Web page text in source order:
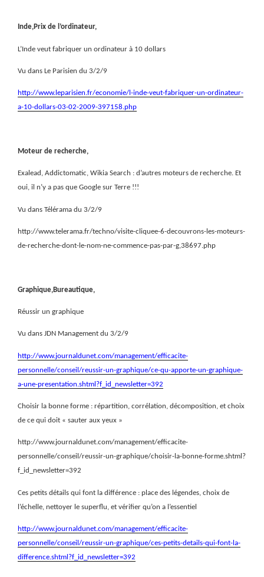
Inde,Prix de l’ordinateur,
L’Inde veut fabriquer un ordinateur à 10 dollars
Vu dans Le Parisien du 3/2/9
http://www.leparisien.fr/economie/l-inde-veut-fabriquer-un-ordinateur-
a-10-dollars-03-02-2009-397158.php
Moteur de recherche,
Exalead, Addictomatic, Wikia Search : d’autres moteurs de recherche. Et
oui, il n’y a pas que Google sur Terre !!!
Vu dans Télérama du 3/2/9
http://www.telerama.fr/techno/visite-cliquee-6-decouvrons-les-moteurs-
de-recherche-dont-le-nom-ne-commence-pas-par-g,38697.php
Graphique,Bureautique,
Réussir un graphique
Vu dans JDN Management du 3/2/9
http://www.journaldunet.com/management/efficacite-
personnelle/conseil/reussir-un-graphique/ce-qu-apporte-un-graphique-
a-une-presentation.shtml?f_id_newsletter=392
Choisir la bonne forme : répartition, corrélation, décomposition, et choix
de ce qui doit « sauter aux yeux »
http://www.journaldunet.com/management/efficacite-
personnelle/conseil/reussir-un-graphique/choisir-la-bonne-forme.shtml?
f_id_newsletter=392
Ces petits détails qui font la différence : place des légendes, choix de
l’échelle, nettoyer le superflu, et vérifier qu’on a l’essentiel
http://www.journaldunet.com/management/efficacite-
personnelle/conseil/reussir-un-graphique/ces-petits-details-qui-font-la-
difference.shtml?f_id_newsletter=392